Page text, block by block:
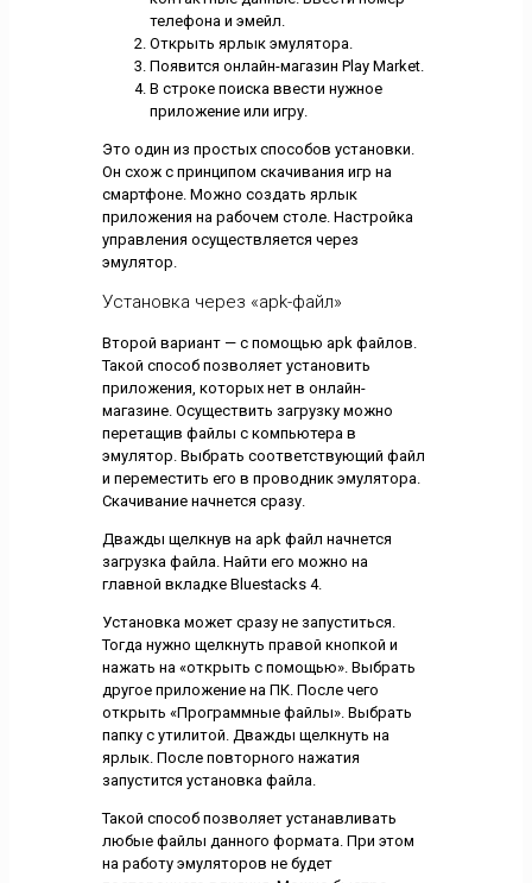
телефона и эмейл.
Открыть ярлык эмулятора.
Появится онлайн-магазин Play Market.
В строке поиска ввести нужное
приложение или игру.
Это один из простых способов установки.
Он схож с принципом скачивания игр на
смартфоне. Можно создать ярлык
приложения на рабочем столе. Настройка
управления осуществляется через
эмулятор.
Установка через «apk-файл»
Второй вариант — с помощью apk файлов.
Такой способ позволяет установить
приложения, которых нет в онлайн-
магазине. Осуществить загрузку можно
перетащив файлы с компьютера в
эмулятор. Выбрать соответствующий файл
и переместить его в проводник эмулятора.
Скачивание начнется сразу.
Дважды щелкнув на apk файл начнется
загрузка файла. Найти его можно на
главной вкладке Bluestacks 4.
Установка может сразу не запуститься.
Тогда нужно щелкнуть правой кнопкой и
нажать на «открыть с помощью». Выбрать
другое приложение на ПК. После чего
открыть «Программные файлы». Выбрать
папку с утилитой. Дважды щелкнуть на
ярлык. После повторного нажатия
запустится установка файла.
Такой способ позволяет устанавливать
любые файлы данного формата. При этом
на работу эмуляторов не будет